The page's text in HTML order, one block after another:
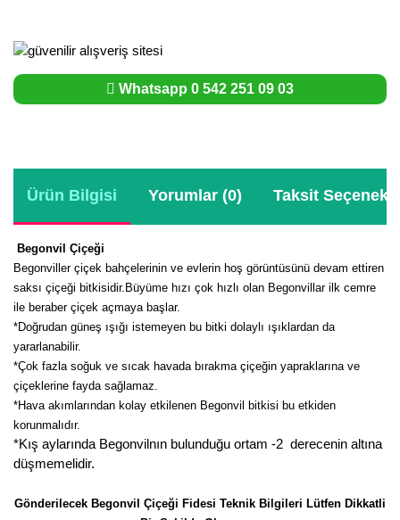
Whatsapp 0 542 251 09 03
Ürün Bilgisi Yorumlar (0) Taksit
Begonvil Çiçeği
Begonviller çiçek bahçelerinin ve evlerin hoş görüntüsünü devam ettiren
saksı çiçeği bitkisidir.Büyüme hızı çok hızlı olan Begonvillar ilk cemre
ile beraber çiçek açmaya başlar.
*Doğrudan güneş ışığı istemeyen bu bitki dolaylı ışıklardan da
yararlanabilir.
*Çok fazla soğuk ve sıcak havada bırakma çiçeğin yapraklarına ve
çiçeklerine fayda sağlamaz.
*Hava akımlarından kolay etkilenen Begonvil bitkisi bu etkiden
korunmalıdır.
*Kış aylarında Begonvilnın bulunduğu ortam -2 derecenin altına
düşmemelidir.
Gönderilecek Begonvil Çiçeği Fidesi Teknik Bilgileri Lütfen Dikkatli